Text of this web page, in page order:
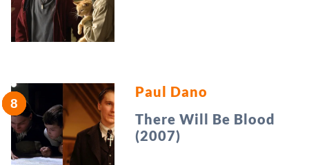
Paul Dano
There Will Be Blood
(2007)